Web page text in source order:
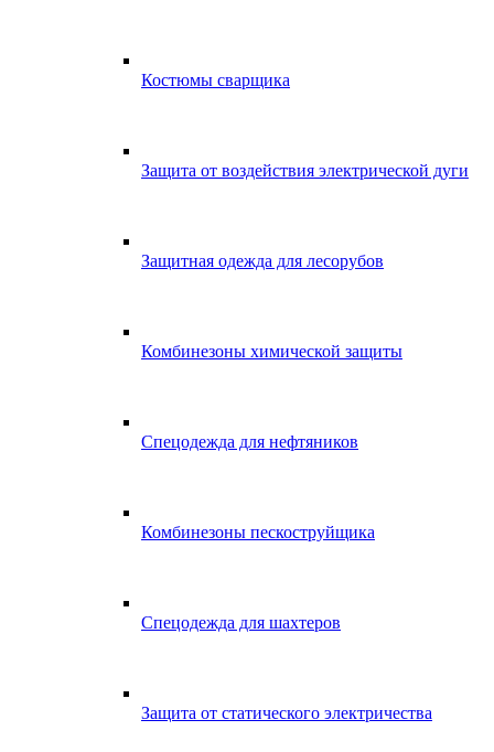
Костюмы сварщика
Защита от воздействия электрической дуги
Защитная одежда для лесорубов
Комбинезоны химической защиты
Спецодежда для нефтяников
Комбинезоны пескоструйщика
Спецодежда для шахтеров
Защита от статического электричества